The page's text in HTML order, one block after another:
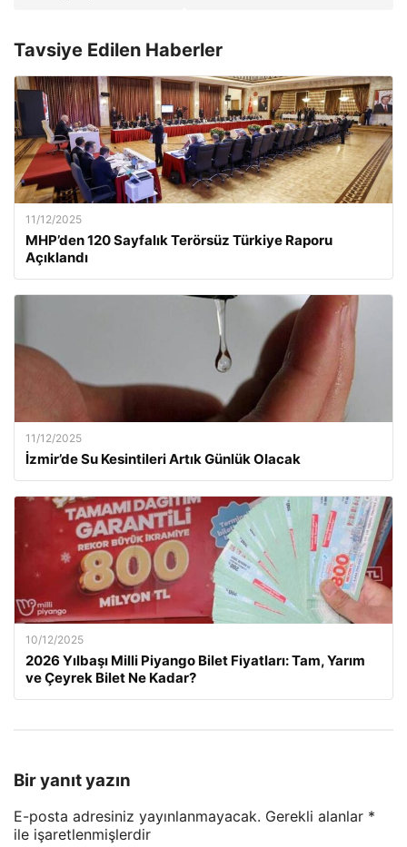
Tavsiye Edilen Haberler
11/12/2025
MHP’den 120 Sayfalık Terörsüz Türkiye Raporu
Açıklandı
11/12/2025
İzmir’de Su Kesintileri Artık Günlük Olacak
10/12/2025
2026 Yılbaşı Milli Piyango Bilet Fiyatları: Tam, Yarım
ve Çeyrek Bilet Ne Kadar?
Bir yanıt yazın
E-posta adresiniz yayınlanmayacak. Gerekli alanlar *
ile işaretlenmişlerdir